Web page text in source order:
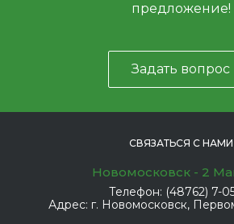
предложение!
Задать вопрос
СВЯЗАТЬСЯ С НАМИ
Новомосковск - 2
Телефон: (48762) 7-
Адрес: г. Новомосковск,